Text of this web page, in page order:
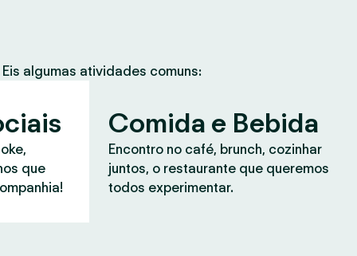
algumas atividades comuns:
que
Comida e Bebida
Encontro no café, brunch, cozinhar
juntos, o restaurante que queremos
todos experimentar.